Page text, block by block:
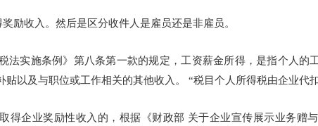
励收入。然后是区分收件人是雇员还是非雇员。
法实施条例》第八条第一款的规定，工资薪金所得，是指个人的
贴以及与职位或工作相关的其他收入。 “税目个人所得税由企业代
得企业奖励性收入的，根据《财政部 关于企业宣传展示业务赠